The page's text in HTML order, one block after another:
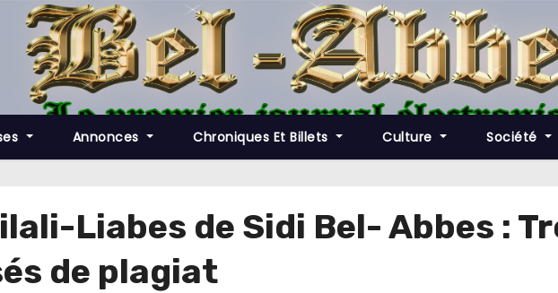
Annonces Chroniques Et Billets Culture Société
Liabes de Sidi Bel- Abbes :
de plagiat